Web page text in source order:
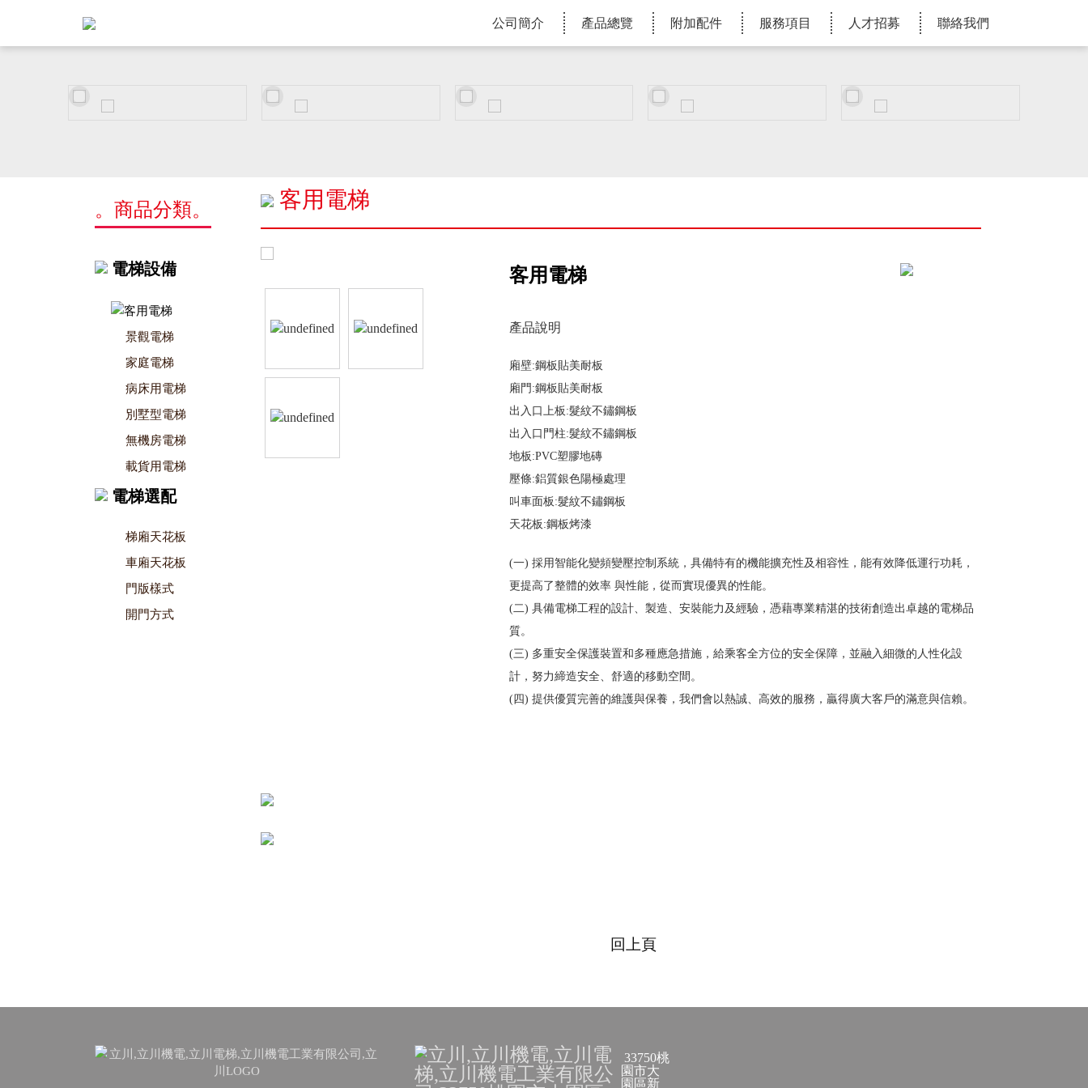
公司簡介 產品總覽 附加配件 服務項目 人才招募 聯絡我們
。商品分類。
電梯設備
客用電梯
景觀電梯
家庭電梯
病床用電梯
別墅型電梯
無機房電梯
載貨用電梯
電梯選配
梯廂天花板
車廂天花板
門版樣式
開門方式
客用電梯
客用電梯
產品說明
廂壁:鋼板貼美耐板
廂門:鋼板貼美耐板
出入口上板:髮紋不鏽鋼板
出入口門柱:髮紋不鏽鋼板
地板:PVC塑膠地磚
壓條:鋁質銀色陽極處理
叫車面板:髮紋不鏽鋼板
天花板:鋼板烤漆
(一) 採用智能化變頻變壓控制系統，具備特有的機能擴充性及相容性，能有效降低運行功耗，
更提高了整體的效率 與性能，從而實現優異的性能。
(二) 具備電梯工程的設計、製造、安裝能力及經驗，憑藉專業精湛的技術創造出卓越的電梯品
質。
(三) 多重安全保護裝置和多種應急措施，給乘客全方位的安全保障，並融入細微的人性化設
計，努力締造安全、舒適的移動空間。
(四) 提供優質完善的維護與保養，我們會以熱誠、高效的服務，贏得廣大客戶的滿意與信賴。
回上頁
33750桃
園市大
園區新